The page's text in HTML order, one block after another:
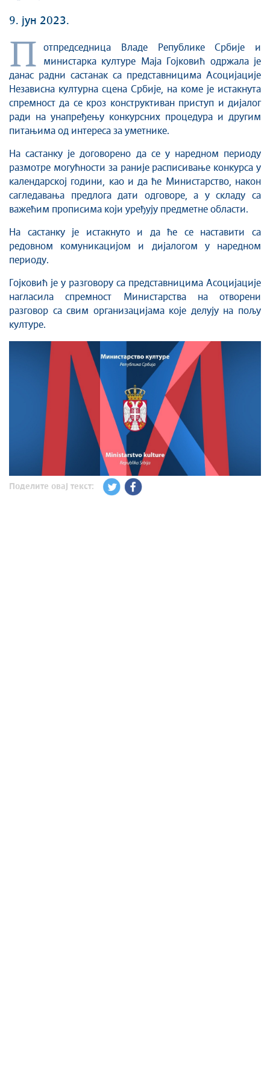
9. јун 2023.
П
отпредседница Владе Републике Србије и
министарка културе Маја Гојковић одржала је
данас радни састанак са представницима Асоцијације
Независна културна сцена Србије, на коме је истакнута
спремност да се кроз конструктиван приступ и дијалог
ради на унапређењу конкурсних процедура и другим
питањима од интереса за уметнике.
На састанку је договорено да се у наредном периоду
размотре могућности за раније расписивање конкурса у
календарској години, као и да ће Министарство, након
сагледавања предлога дати одговоре, а у складу са
важећим прописима који уређују предметне области.
На састанку је истакнуто и да ће се наставити са
редовном комуникацијом и дијалогом у наредном
периоду.
Гојковић је у разговору са представницима Асоцијације
нагласила спремност Министарства на отворени
разговор са свим организацијама које делују на пољу
културе.
Поделите овај текст: